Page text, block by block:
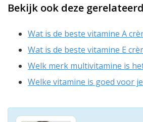
Bekijk ook deze
Wat is de beste vitamine A
Wat is de beste vitamine E
Welk merk multivitamine is
Welke vitamine is goed voor